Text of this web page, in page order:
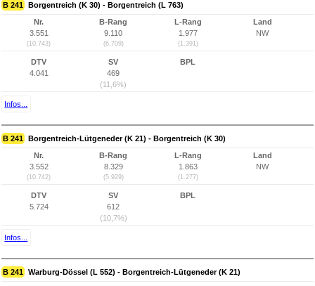
B 241 Borgentreich (K 30) - Borgentreich (L 763)
Nr.
3.551
(10.743)
B-Rang
9.110
(6.709)
L-Rang
1.977
(1.391)
Land
NW
DTV
4.041
SV
469
(11,6%)
BPL
Infos...
B 241 Borgentreich-Lütgeneder (K 21) - Borgentreich (K 30)
Nr.
3.552
(10.742)
B-Rang
8.329
(5.929)
L-Rang
1.863
(1.277)
Land
NW
DTV
5.724
SV
612
(10,7%)
BPL
Infos...
B 241 Warburg-Dössel (L 552) - Borgentreich-Lütgeneder (K 21)